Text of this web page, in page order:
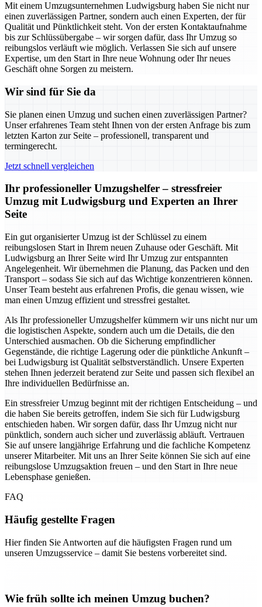
Mit einem Umzugsunternehmen Ludwigsburg haben Sie nicht nur
einen zuverlässigen Partner, sondern auch einen Experten, der für
Qualität und Pünktlichkeit steht. Von der ersten Kontaktaufnahme
bis zur Schlüssübergabe – wir sorgen dafür, dass Ihr Umzug so
reibungslos verläuft wie möglich. Verlassen Sie sich auf unsere
Expertise, um den Start in Ihre neue Wohnung oder Ihr neues
Geschäft ohne Sorgen zu meistern.
Wir sind für Sie da
Sie planen einen Umzug und suchen einen zuverlässigen Partner?
Unser erfahrenes Team steht Ihnen von der ersten Anfrage bis zum
letzten Karton zur Seite – professionell, transparent und
termingerecht.
Jetzt schnell vergleichen
Ihr professioneller Umzugshelfer – stressfreier
Umzug mit Ludwigsburg und Experten an Ihrer
Seite
Ein gut organisierter Umzug ist der Schlüssel zu einem
reibungslosen Start in Ihrem neuen Zuhause oder Geschäft. Mit
Ludwigsburg an Ihrer Seite wird Ihr Umzug zur entspannten
Angelegenheit. Wir übernehmen die Planung, das Packen und den
Transport – sodass Sie sich auf das Wichtige konzentrieren können.
Unser Team besteht aus erfahrenen Profis, die genau wissen, wie
man einen Umzug effizient und stressfrei gestaltet.
Als Ihr professioneller Umzugshelfer kümmern wir uns nicht nur um
die logistischen Aspekte, sondern auch um die Details, die den
Unterschied ausmachen. Ob die Sicherung empfindlicher
Gegenstände, die richtige Lagerung oder die pünktliche Ankunft –
bei Ludwigsburg ist Qualität selbstverständlich. Unsere Experten
stehen Ihnen jederzeit beratend zur Seite und passen sich flexibel an
Ihre individuellen Bedürfnisse an.
Ein stressfreier Umzug beginnt mit der richtigen Entscheidung – und
die haben Sie bereits getroffen, indem Sie sich für Ludwigsburg
entschieden haben. Wir sorgen dafür, dass Ihr Umzug nicht nur
pünktlich, sondern auch sicher und zuverlässig abläuft. Vertrauen
Sie auf unsere langjährige Erfahrung und die fachliche Kompetenz
unserer Mitarbeiter. Mit uns an Ihrer Seite können Sie sich auf eine
reibungslose Umzugsaktion freuen – und den Start in Ihre neue
Lebensphase genießen.
FAQ
Häufig gestellte Fragen
Hier finden Sie Antworten auf die häufigsten Fragen rund um
unseren Umzugsservice – damit Sie bestens vorbereitet sind.
Wie früh sollte ich meinen Umzug buchen?